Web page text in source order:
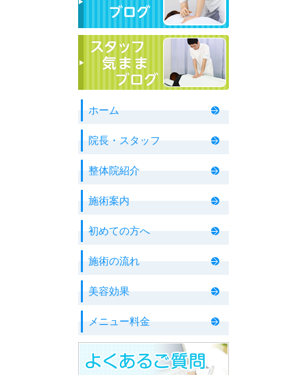
ホーム
院長・スタッフ
整体院紹介
施術案内
初めての方へ
施術の流れ
美容効果
メニュー料金